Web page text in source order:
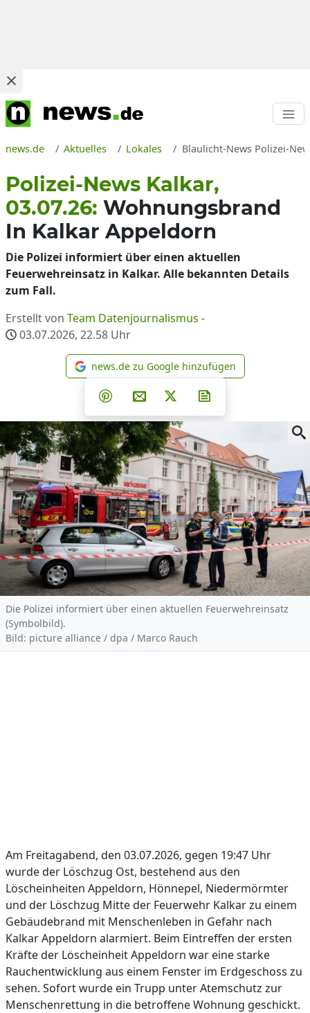
news.de Aktuelles Lokales Blaulicht-News Polizei-
Polizei-News Kalkar,
03.07.26: Wohnungsbrand
In Kalkar Appeldorn
Die Polizei informiert über einen aktuellen
Feuerwehreinsatz in Kalkar. Alle bekannten Details
zum Fall.
Erstellt von Team Datenjournalismus -
03.07.2026, 22.58 Uhr
news.de zu Google
news.de zu Google hinzufügen
Teilen auf Facebook
Teilen auf Whatsapp
Teilen auf Telegram
Teilen auf Pinterest
Per E-Mail teilen
Post auf X
Die Polizei informiert über einen aktuellen Feuerwehreinsatz
(Symbolbild).
Bild: picture alliance / dpa / Marco Rauch
Am Freitagabend, den 03.07.2026, gegen 19:47 Uhr
wurde der Löschzug Ost, bestehend aus den
Löscheinheiten Appeldorn, Hönnepel, Niedermörmter
und der Löschzug Mitte der Feuerwehr Kalkar zu einem
Gebäudebrand mit Menschenleben in Gefahr nach
Kalkar Appeldorn alarmiert. Beim Eintreffen der ersten
Kräfte der Löscheinheit Appeldorn war eine starke
Rauchentwicklung aus einem Fenster im Erdgeschoss zu
sehen. Sofort wurde ein Trupp unter Atemschutz zur
Menschenrettung in die betroffene Wohnung geschickt.